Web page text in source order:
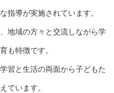
指導が実施されています。
地域の方々と交流しながら学
も特徴です。
習と生活の両面から子どもた
ています。